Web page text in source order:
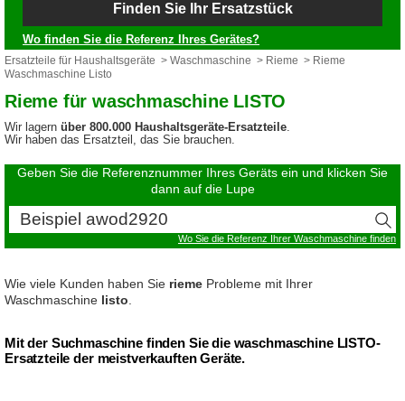
Finden Sie Ihr Ersatzstück
Wo finden Sie die Referenz Ihres Gerätes?
Ersatzteile für Haushaltsgeräte > Waschmaschine > Rieme > Rieme
Waschmaschine Listo
Rieme für waschmaschine LISTO
Wir lagern über 800.000 Haushaltsgeräte-Ersatzteile.
Wir haben das Ersatzteil, das Sie brauchen.
Geben Sie die Referenznummer Ihres Geräts ein und klicken Sie
dann auf die Lupe
Wo Sie die Referenz Ihrer Waschmaschine finden
Wie viele Kunden haben Sie rieme Probleme mit Ihrer
Waschmaschine listo
Mit der Suchmaschine finden Sie die waschmaschine LISTO-
Ersatzteile der meistverkauften Geräte.